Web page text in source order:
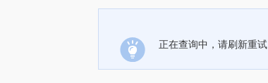
正在查询中，请刷新重试